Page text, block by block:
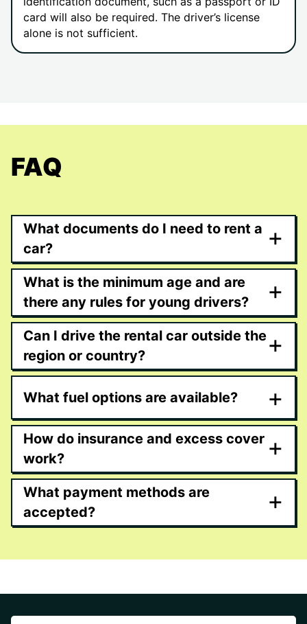
card will also be required. The driver’s license
alone is not sufficient.
FAQ
What documents do I need to rent a
car?
+
What is the minimum age and are
there any rules for young drivers?
+
Can I drive the rental car outside the
region or country?
+
What fuel options are available? +
How do insurance and excess cover
work?
+
What payment methods are
accepted?
+